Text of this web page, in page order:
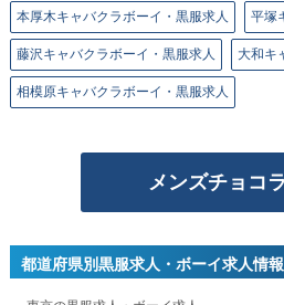
本厚木キャバクラボーイ・黒服求人 平塚
藤沢キャバクラボーイ・黒服求人 大和キ
相模原キャバクラボーイ・黒服求人
メンズチョコ
都道府県別黒服求人・ボーイ求人情報